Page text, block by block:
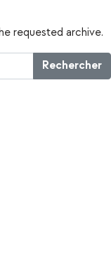
requested archive.
Rechercher